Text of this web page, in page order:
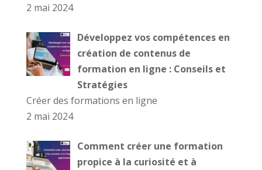
2 mai 2024
Développez vos compétences en
création de contenus de
formation en ligne : Conseils et
Stratégies
Créer des formations en ligne
2 mai 2024
Comment créer une formation
propice à la curiosité et à